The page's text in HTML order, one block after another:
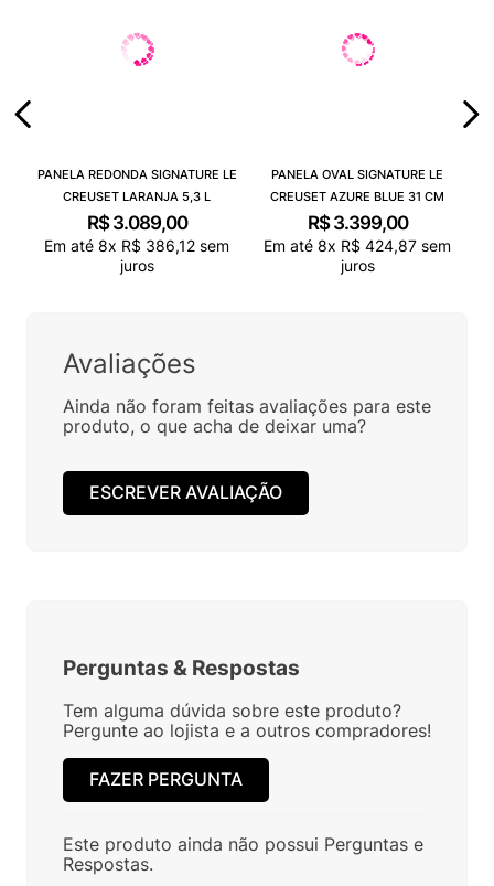
PANELA REDONDA SIGNATURE LE
CREUSET LARANJA 5,3 L
R$ 3.089,00
Em até 8x R$ 386,12 sem
juros
PANELA OVAL SIGNATURE LE
CREUSET AZURE BLUE 31 CM
R$ 3.399,00
Em até 8x R$ 424,87 sem
juros
Avaliações
Ainda não foram feitas avaliações para este
produto, o que acha de deixar uma?
ESCREVER AVALIAÇÃO
Perguntas & Respostas
Tem alguma dúvida sobre este produto?
Pergunte ao lojista e a outros compradores!
FAZER PERGUNTA
Este produto ainda não possui Perguntas e
Respostas.